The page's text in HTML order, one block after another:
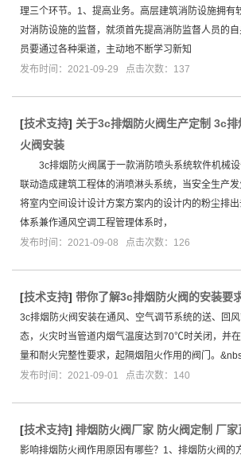
理三个环节。1、提高业务。高层建筑消防设施拥有
对消防设施的监督，就须首先提高消防监督人员的
员要通过各种渠道，主动地不断学习新知
发布时间：2021-09-29 点击次数：137
[技术支持] 关于3c排烟防火阀生产定制 3c
火阀安装
3c排烟防火阀属于一款消防喷头系统软件机械设
联动造成建筑工程体的消喷淋头系统，当安全生产
将室内空间设计设计方案方案内的设计内的粉尘
体系兼作通风空调工程管理体系时，
发布时间：2021-09-08 点击次数：126
[技术支持] 带你了解3c排烟防火阀的安装要求
3c排烟防火阀安装在通风、空气调节系统的送、回
态，火灾时当管道内烟气温度达到70℃时关闭，并
量和耐火完整性要求，起隔烟阻火作用的阀门。
发布时间：2021-09-01 点击次数：140
[技术支持] 排烟防火阀厂家 防火阀定制 厂家
影响排烟防火阀作用原因有哪些？1、排烟防火阀的